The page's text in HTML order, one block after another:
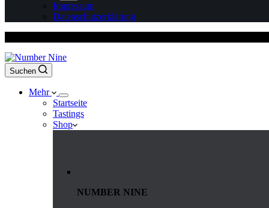
Impressum
Datenschutzerklärung
Suchen
Mehr
Startseite
Tastings
Shop
NUMBER NINE